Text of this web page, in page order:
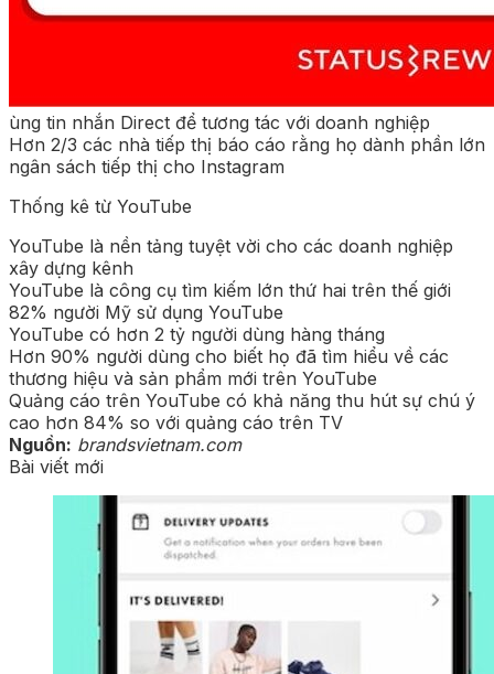
ùng tin nhắn Direct để tương tác với doanh nghiệp
Hơn 2/3 các nhà tiếp thị báo cáo rằng họ dành phần lớn
ngân sách tiếp thị cho Instagram
Thống kê từ YouTube
YouTube là nền tảng tuyệt vời cho các doanh nghiệp
xây dựng kênh
YouTube là công cụ tìm kiếm lớn thứ hai trên thế giới
82% người Mỹ sử dụng YouTube
YouTube có hơn 2 tỷ người dùng hàng tháng
Hơn 90% người dùng cho biết họ đã tìm hiểu về các
thương hiệu và sản phẩm mới trên YouTube
Quảng cáo trên YouTube có khả năng thu hút sự chú ý
cao hơn 84% so với quảng cáo trên TV
Nguồn: brandsvietnam.com
Bài viết mới